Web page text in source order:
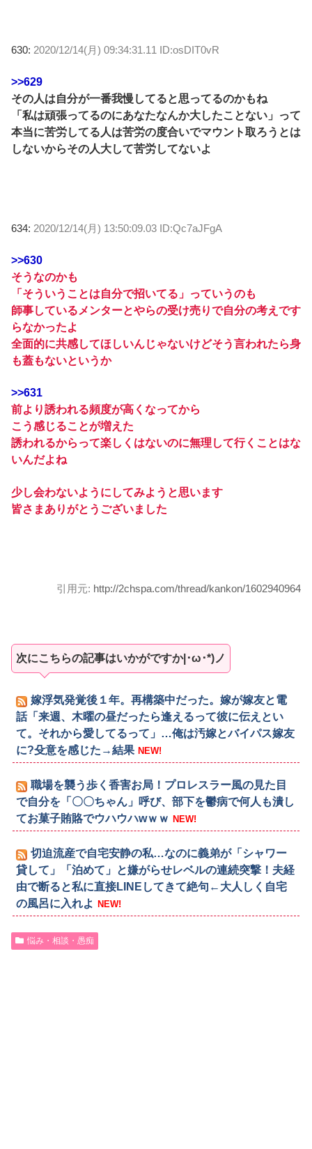
630: 2020/12/14(月) 09:34:31.11 ID:osDIT0vR
>>629
その人は自分が一番我慢してると思ってるのかもね
「私は頑張ってるのにあなたなんか大したことない」って
本当に苦労してる人は苦労の度合いでマウント取ろうとは
しないからその人大して苦労してないよ
634: 2020/12/14(月) 13:50:09.03 ID:Qc7aJFgA
>>630
そうなのかも
「そういうことは自分で招いてる」っていうのも
師事しているメンターとやらの受け売りで自分の考えです
らなかったよ
全面的に共感してほしいんじゃないけどそう言われたら身
も蓋もないというか
>>631
前より誘われる頻度が高くなってから
こう感じることが増えた
誘われるからって楽しくはないのに無理して行くことはな
いんだよね
少し会わないようにしてみようと思います
皆さまありがとうございました
引用元: http://2chspa.com/thread/kankon/1602940964
次にこちらの記事はいかがですか|･ω･*)ノ
嫁浮気発覚後１年。再構築中だった。嫁が嫁友と電
話「来週、木曜の昼だったら逢えるって彼に伝えとい
て。それから愛してるって」…俺は汚嫁とバイパス嫁友
に?殳意を感じた→結果 NEW!
職場を襲う歩く香害お局！プロレスラー風の見た目
で自分を「〇〇ちゃん」呼び、部下を鬱病で何人も潰し
てお菓子賄賂でウハウハwｗｗ NEW!
切迫流産で自宅安静の私…なのに義弟が「シャワー
貸して」「泊めて」と嫌がらせレベルの連続突撃！夫経
由で断ると私に直接LINEしてきて絶句←大人しく自宅
の風呂に入れよ NEW!
悩み・相談・愚痴